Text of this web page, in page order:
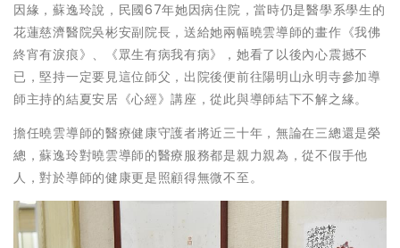
因緣，蘇逸玲說，民國67年她因病住院，當時仍是醫學系學生的
花蓮慈濟醫院吳彬安副院長，送給她兩幅曉雲導師的畫作《我佛
終宵有淚痕》、《眾生有病我有病》，她看了以後內心震撼不
已，堅持一定要見這位師父，出院後便前往陽明山永明寺參加導
師主持的結夏安居《心經》講座，從此與導師結下不解之緣。
擔任曉雲導師的醫療健康守護者將近三十年，無論在三總還是榮
總，蘇逸玲對曉雲導師的醫療服務都是親力親為，從不假手他
人，對於導師的健康更是照顧得無微不至。